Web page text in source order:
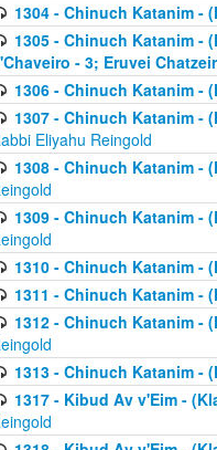
1304 - Chinuch Katanim -
1305 - Chinuch Katanim -
- 3; Eruvei
1306 - Chinuch Katanim -
1307 - Chinuch Katanim -
Eliyahu Reingold
1308 - Chinuch Katanim -
1309 - Chinuch Katanim -
1310 - Chinuch Katanim -
1311 - Chinuch Katanim -
1312 - Chinuch Katanim -
1313 - Chinuch Katanim -
1317 - Kibud Av v'Eim -